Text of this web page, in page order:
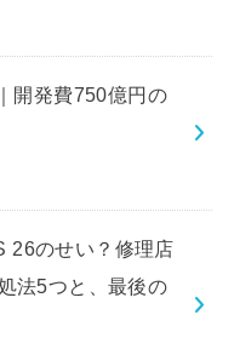
開発費750億円の
26のせい？修理店
法5つと、最後の